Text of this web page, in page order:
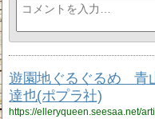
遊園地ぐるぐるめ 青
達也(ポプラ社)
https://elleryqueen.seesaa.net/